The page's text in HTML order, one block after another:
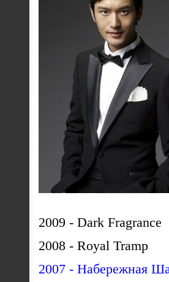
2009 - Dark Fragrance
2008 - Royal Tramp
2007 - Набережная